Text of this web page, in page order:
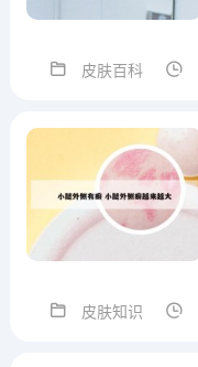
皮肤百科
皮肤知识